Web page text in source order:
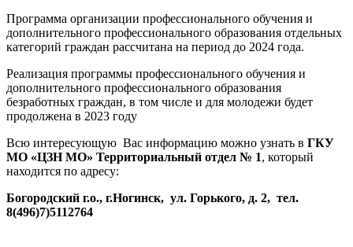
Программа организации профессионального обучения и
дополнительного профессионального образования отдельных
категорий граждан рассчитана на период до 2024 года.
Реализация программы профессионального обучения и
дополнительного профессионального образования
безработных граждан, в том числе и для молодежи будет
продолжена в 2023 году
Всю интересующую Вас информацию можно узнать в ГКУ
МО «ЦЗН МО» Территориальный отдел № 1, который
находится по адресу:
Богородский г.о., г.Ногинск, ул. Горького, д. 2, тел.
8(496)7)5112764